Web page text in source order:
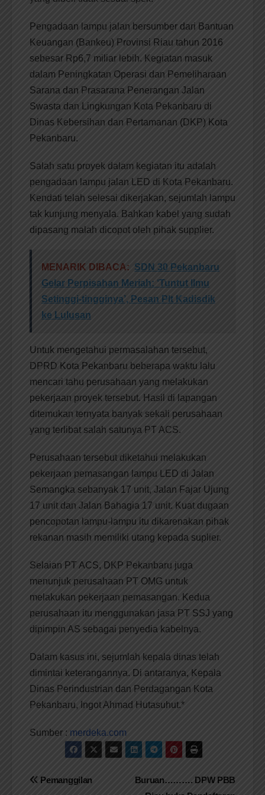
Pengadaan lampu jalan bersumber dari Bantuan
Keuangan (Bankeu) Provinsi Riau tahun 2016
sebesar Rp6,7 miliar lebih. Kegiatan masuk
dalam Peningkatan Operasi dan Pemeliharaan
Sarana dan Prasarana Penerangan Jalan
Swasta dan Lingkungan Kota Pekanbaru di
Dinas Kebersihan dan Pertamanan (DKP) Kota
Pekanbaru.
Salah satu proyek dalam kegiatan itu adalah
pengadaan lampu jalan LED di Kota Pekanbaru.
Kendati telah selesai dikerjakan, sejumlah lampu
tak kunjung menyala. Bahkan kabel yang sudah
dipasang malah dicopot oleh pihak supplier.
MENARIK DIBACA: SDN 30 Pekanbaru
Gelar Perpisahan Meriah: ‘Tuntut Ilmu
Setinggi-tingginya’, Pesan Plt Kadisdik
ke Lulusan
Untuk mengetahui permasalahan tersebut,
DPRD Kota Pekanbaru beberapa waktu lalu
mencari tahu perusahaan yang melakukan
pekerjaan proyek tersebut. Hasil di lapangan
ditemukan ternyata banyak sekali perusahaan
yang terlibat salah satunya PT ACS.
Perusahaan tersebut diketahui melakukan
pekerjaan pemasangan lampu LED di Jalan
Semangka sebanyak 17 unit, Jalan Fajar Ujung
17 unit dan Jalan Bahagia 17 unit. Kuat dugaan
pencopotan lampu-lampu itu dikarenakan pihak
rekanan masih memiliki utang kepada suplier.
Selaian PT ACS, DKP Pekanbaru juga
menunjuk perusahaan PT OMG untuk
melakukan pekerjaan pemasangan. Kedua
perusahaan itu menggunakan jasa PT SSJ yang
dipimpin AS sebagai penyedia kabelnya.
Dalam kasus ini, sejumlah kepala dinas telah
dimintai keterangannya. Di antaranya, Kepala
Dinas Perindustrian dan Perdagangan Kota
Pekanbaru, Ingot Ahmad Hutasuhut.*
Sumber : merdeka.com
Navigasi
Buruan………. DPW PBB
Pemanggilan